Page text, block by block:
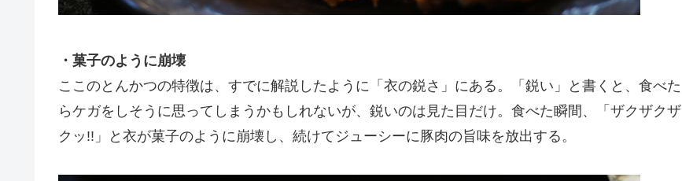
・菓子のように崩壊
ここのとんかつの特徴は、すでに解説したように「衣の鋭さ」にある。「鋭い」と書くと、食べた
らケガをしそうに思ってしまうかもしれないが、鋭いのは見た目だけ。食べた瞬間、「ザクザクザ
クッ!!」と衣が菓子のように崩壊し、続けてジューシーに豚肉の旨味を放出する。